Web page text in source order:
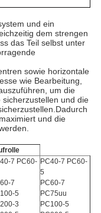
und ein
dem strengen
das Teil selbst unter
sowie horizontale
wie Bearbeitung,
um die
und die
und die
7 PC60-
7
5
3
PC40-7 PC60-
5
PC60-7
PC75uu
PC100-5